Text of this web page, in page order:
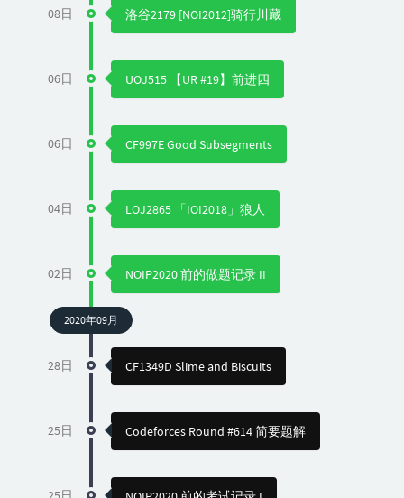
08日 洛谷2179 [NOI2012]骑行川藏
06日 UOJ515 【UR #19】前进四
06日 CF997E Good Subsegments
04日 LOJ2865 「IOI2018」狼人
02日 NOIP2020 前的做题记录 II
2020年09月
28日 CF1349D Slime and Biscuits
25日 Codeforces Round #614 简要题解